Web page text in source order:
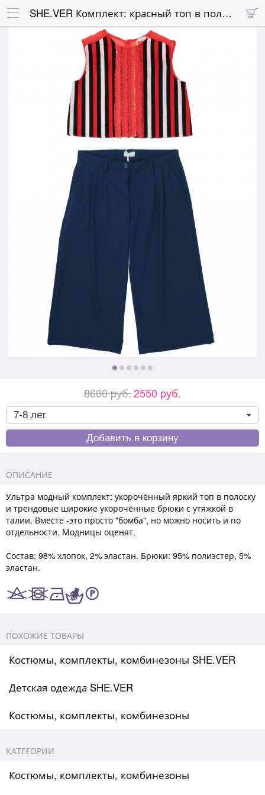
 
SHE.VER Комплект: красный топ в полоску и синие брюки-кюлоты
8600 pуб.2550 pуб.
ОПИСАНИЕ
Ультра модный комплект: укорочённый яркий топ в полоску
и трендовые широкие укорочённые брюки с утяжкой в
талии. Вместе -это просто "бомба", но можно носить и по
отдельности. Модницы оценят.
Состав: 98% хлопок, 2% эластан. Брюки: 95% полиэстер, 5%
эластан.
ПОХОЖИЕ ТОВАРЫ
Костюмы, комплекты, комбинезоны SHE.VER
Детская одежда SHE.VER
Костюмы, комплекты, комбинезоны
КАТЕГОРИИ
Костюмы, комплекты, комбинезоны